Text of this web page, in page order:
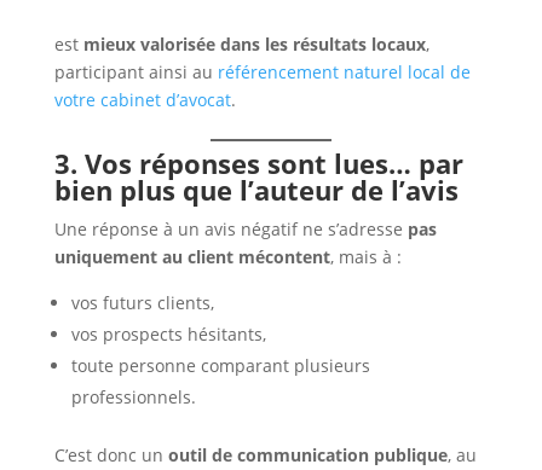
est mieux valorisée dans les résultats locaux,
participant ainsi au référencement naturel local de
votre cabinet d’avocat.
3. Vos réponses sont lues… par
bien plus que l’auteur de l’avis
Une réponse à un avis négatif ne s’adresse pas
uniquement au client mécontent, mais à :
vos futurs clients,
vos prospects hésitants,
toute personne comparant plusieurs
professionnels.
C’est donc un outil de communication publique, au